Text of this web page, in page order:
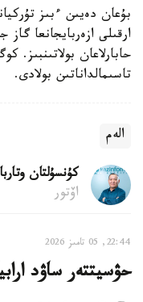
بۇعان دەيىن ءبىز
ارقىلى ازەربايجانعا
حابارلاعان بولاتىنبىز.
تاسىمالداناتىن بولادى.
الەم
كۇنسۇلتان
اۆتور
22:44, 05 تامىز 2026
حۋسيتتەر ساۋد